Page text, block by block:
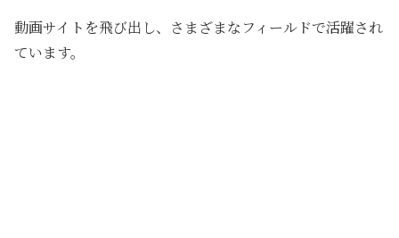
動画サイトを飛び出し、さまざまなフィールドで活躍され
ています。